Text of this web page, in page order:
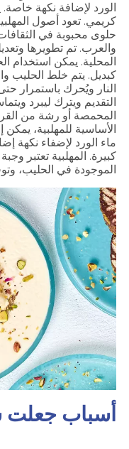
الورد لإضافة نكهة
كريمي. تعود أصول
حلوى محبوبة في
والعرب. تم تطويرها
المحلية. يمكن استخدام
كبديل. يتم خلط الحليب
النار ويُحرك باستمرار
التقديم ويترك ليبرد
المحمصة أو رشة من
الأساسية للمهلبية، يمكن
ماء الورد لإضفاء نكهة
كبيرة. المهلبية تعتبر
الموجودة في الحليب،
أسباب جعلت